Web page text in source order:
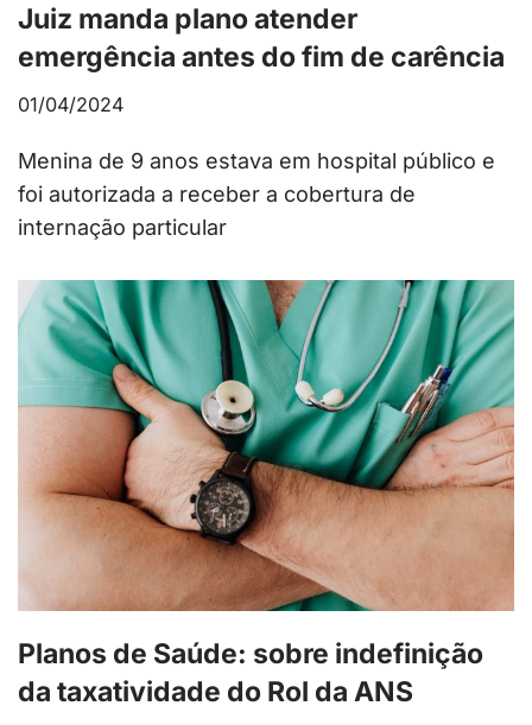
Juiz manda plano atender
emergência antes do fim de carência
01/04/2024
Menina de 9 anos estava em hospital público e
foi autorizada a receber a cobertura de
internação particular
Planos de Saúde: sobre indefinição
da taxatividade do Rol da ANS